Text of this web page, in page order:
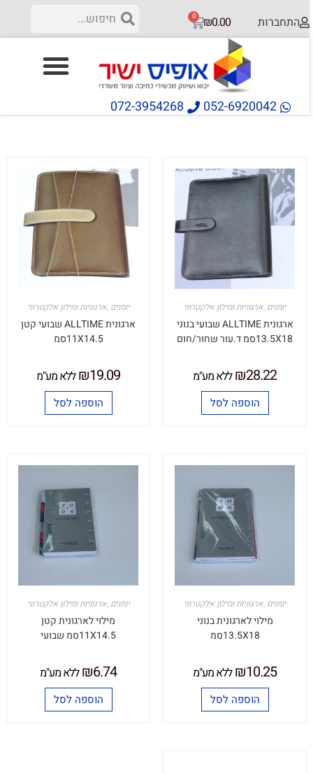
התחברות ₪0.00
0
052-6920042
072-3954268
יומנים ,ארגוניות ומילון אלקטרוני
ארגונית ALLTIME שבועי בנוני
13.5X18סמ ד.עור שחור/חום
₪28.22 ללא מע"מ
הוספה לסל
יומנים ,ארגוניות ומילון אלקטרוני
ארגונית ALLTIME שבועי קטן
11X14.5סמ
₪19.09 ללא מע"מ
הוספה לסל
יומנים ,ארגוניות ומילון אלקטרוני
מילוי לארגונית בנוני
13.5X18סמ
₪10.25 ללא מע"מ
הוספה לסל
יומנים ,ארגוניות ומילון אלקטרוני
מילוי לארגונית קטן
11X14.5סמ שבועי
₪6.74 ללא מע"מ
הוספה לסל